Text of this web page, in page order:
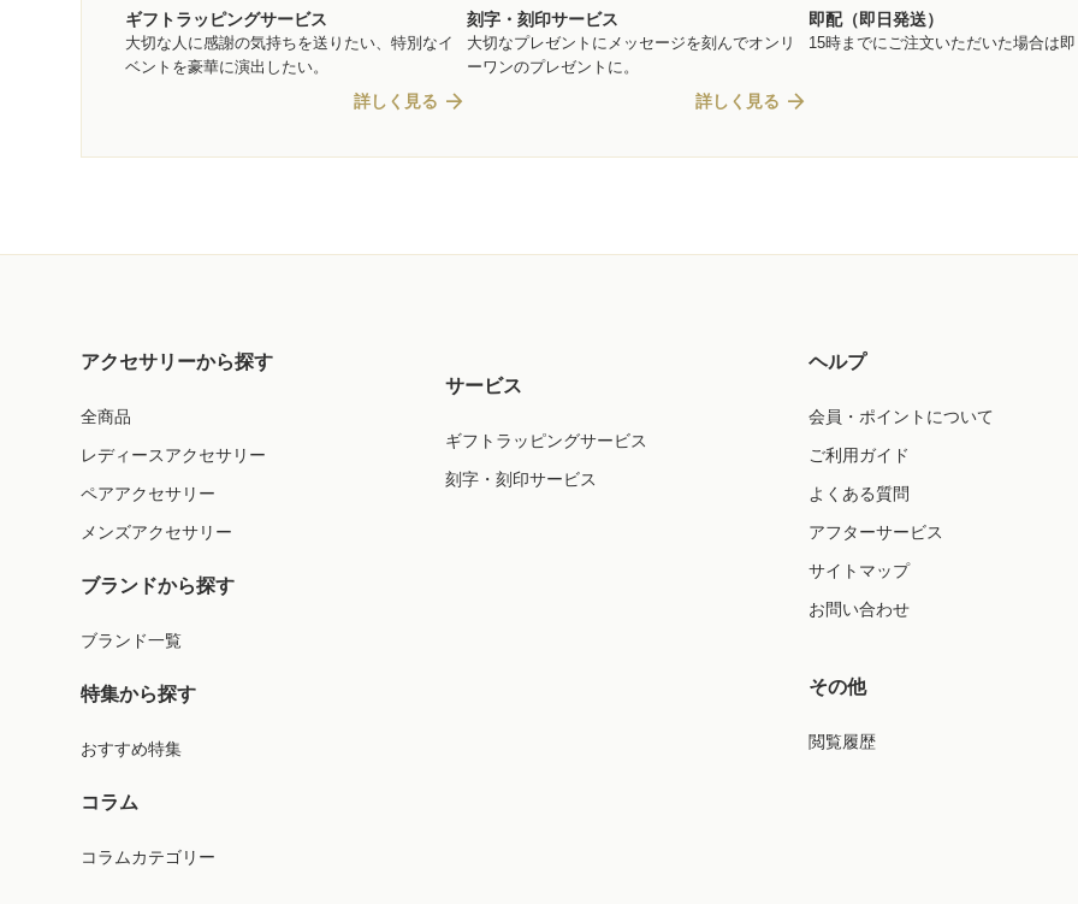
ギフトラッピングサービス
大切な人に感謝の気持ちを送りたい、特別なイ
ベントを豪華に演出したい。
詳しく見る arrow_forward
刻字・刻印サービス
大切なプレゼントにメッセージを刻んでオンリ
ーワンのプレゼントに。
詳しく見る arrow_forward
即配（即日発送）
15時までにご注文いただいた場合は
アクセサリーから探す
全商品
レディースアクセサリー
ペアアクセサリー
メンズアクセサリー
ブランドから探す
ブランド一覧
特集から探す
おすすめ特集
コラム
コラムカテゴリー
サービス
ギフトラッピングサービス
刻字・刻印サービス
ヘルプ
会員・ポイントについて
ご利用ガイド
よくある質問
アフターサービス
サイトマップ
お問い合わせ
その他
閲覧履歴